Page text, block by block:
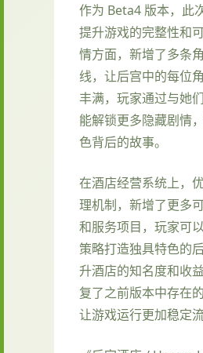
作为 Beta4 版本，此
提升游戏的完整性和
情方面，新增了多条
线，让后宫中的每位
丰满，玩家通过与她
能解锁更多隐藏剧情
色背后的故事。
在酒店经营系统上，
理机制，新增了更多
和服务项目，玩家可
策略打造独具特色的
升酒店的知名度和收
复了之前版本中存在
让游戏运行更加稳定流